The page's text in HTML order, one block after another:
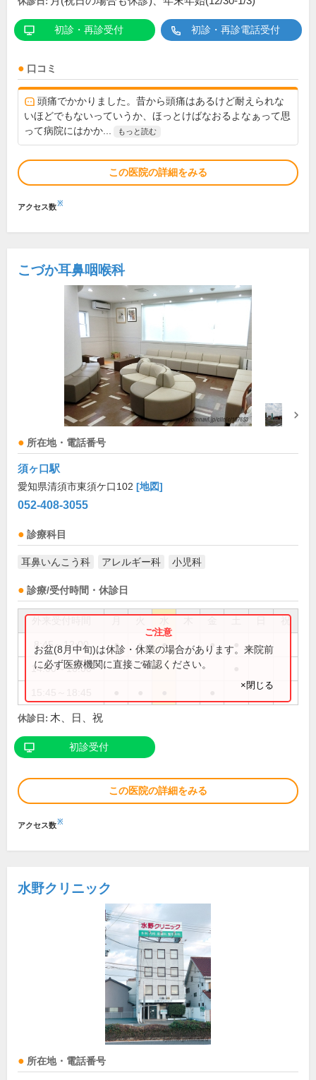
初診・再診受付 初診・再診電話受付
口コミ
頭痛でかかりました。昔から頭痛はあるけど耐えられな
いほどでもないっていうか、ほっとけばなおるよなぁって思
って病院にはかか...
もっと読む
この医院の詳細をみる
アクセス数※
こづか耳鼻咽喉科
所在地・電話番号
須ヶ口駅
愛知県清須市東須ケ口102 [地図]
052-408-3055
診療科目
耳鼻いんこう科 アレルギー科 小児科
診療/受付時間・休診日
祝
8:45～12:00 ● ● ● ●
14:00～16:00
お盆(8月中旬)は休診・休業の場合があります。来院前
に必ず医療機関に直接ご確認ください。
×閉じる
休診日: 木、日、祝
初診受付
この医院の詳細をみる
アクセス数※
水野クリニック
所在地・電話番号